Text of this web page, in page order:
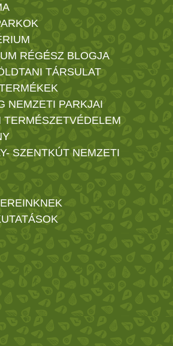
RÉGÉSZ BLOGJA
TÁRSULAT
NEMZETI PARKJAI
TERMÉSZETVÉDELEM
SZENTKÚT NEMZETI